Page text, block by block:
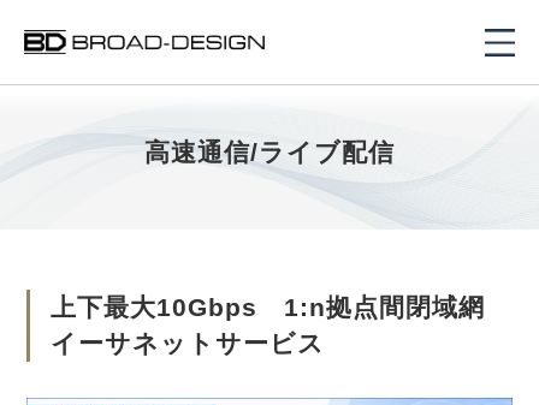
高速通信/ライブ配信
上下最大10Gbps 1:n拠点間閉域網
イーサネットサービス